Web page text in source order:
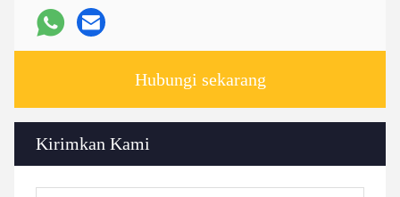
Hubungi sekarang
Kirimkan Kami